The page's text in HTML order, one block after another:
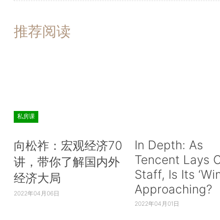
推荐阅读
私房课
向松祚：宏观经济70
讲，带你了解国内外
经济大局
2022年04月06日
In Depth: As
Tencent Lays
Staff, Is Its
Approaching?
2022年04月01日